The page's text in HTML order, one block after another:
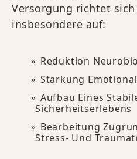
Versorgung richtet sich
insbesondere auf:
Reduktion
Stärkung
Aufbau Eines
Sicherheitserlebens
Bearbeitung
Stress- Und